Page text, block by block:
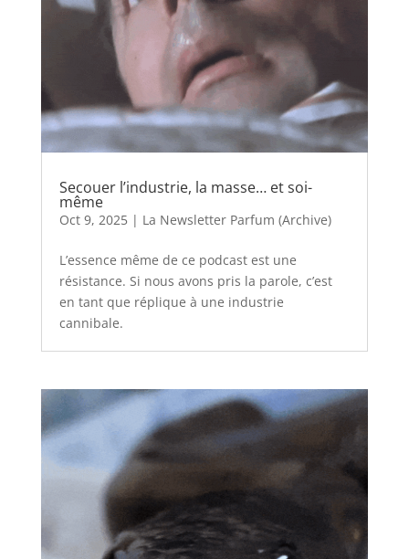
Secouer l’industrie, la masse… et soi-
même
Oct 9, 2025| La Newsletter Parfum (Archive)
L’essence même de ce podcast est une
résistance. Si nous avons pris la parole, c’est
en tant que réplique à une industrie
cannibale.